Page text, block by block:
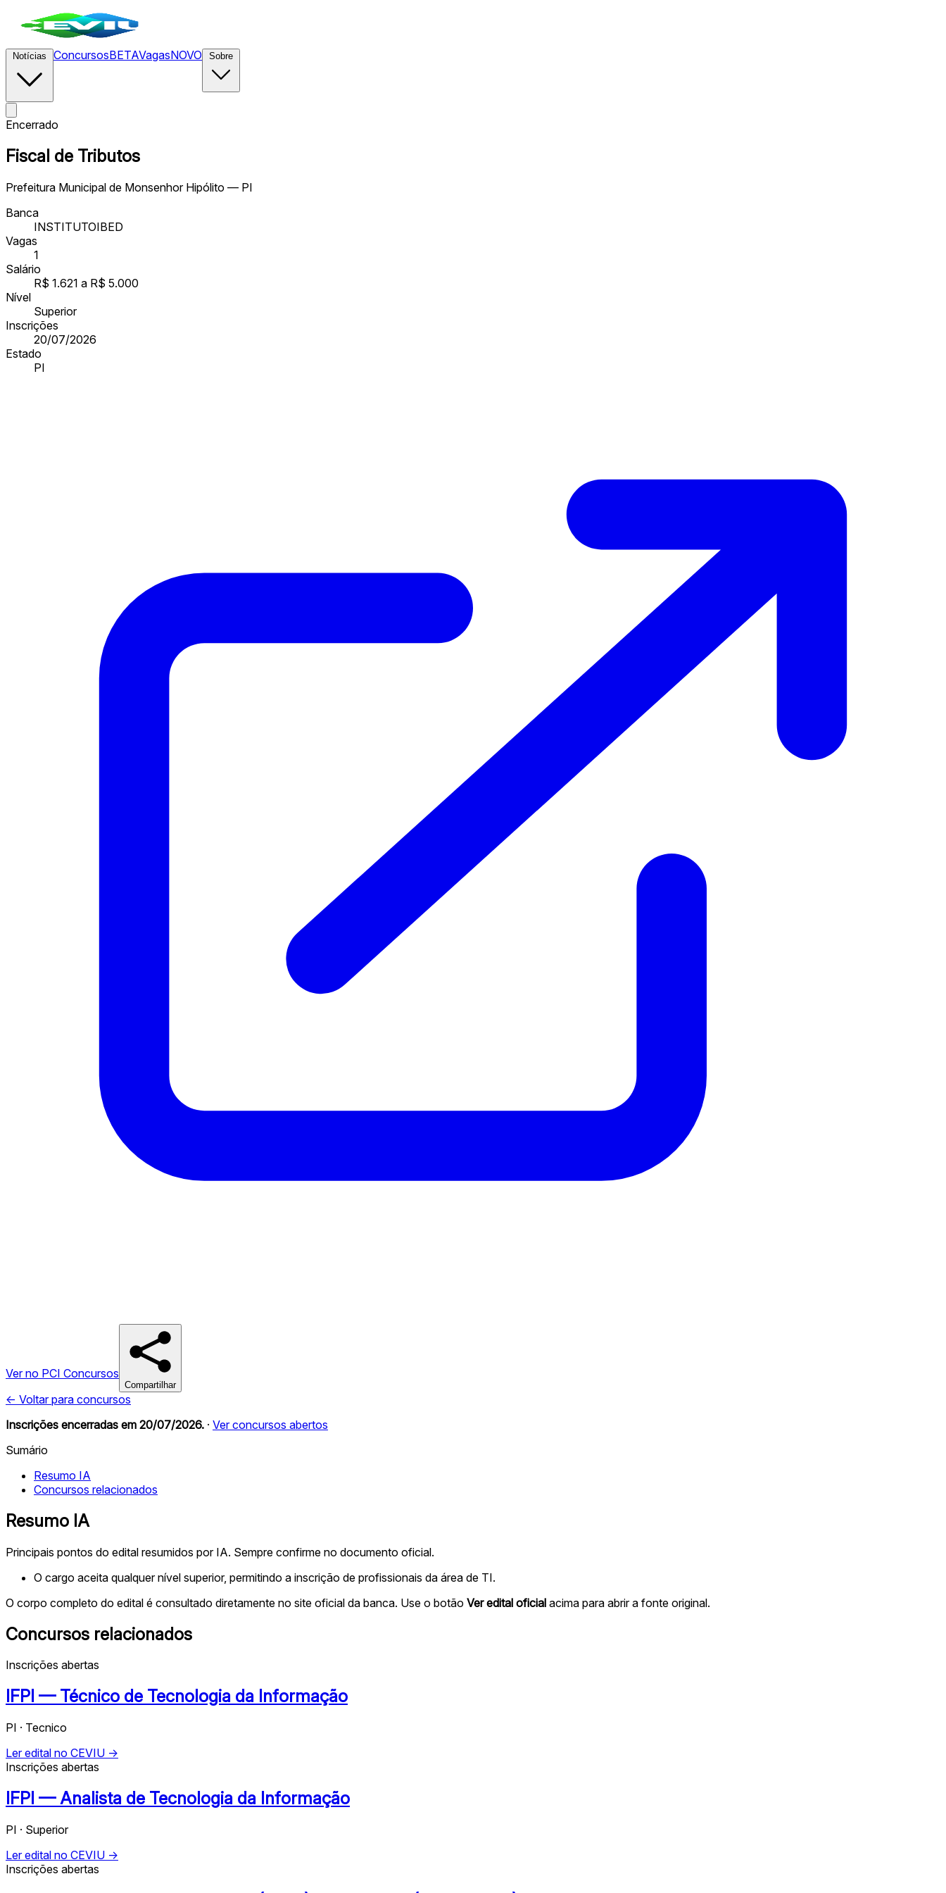
ConcursosBETAVagasNOVO
Encerrado
Fiscal de Tributos
Prefeitura Municipal de Monsenhor Hipólito — PI
Banca
INSTITUTOIBED
Vagas
1
Salário
R$ 1.621 a R$ 5.000
Nível
Superior
Inscrições
20/07/2026
Estado
PI
Ver no PCI Concursos
Compartilhar
← Voltar para concursos
Inscrições encerradas em 20/07/2026. · Ver concursos abertos
Sumário
Resumo IA
Concursos relacionados
Resumo IA
Principais pontos do edital resumidos por IA. Sempre confirme no documento oficial.
O cargo aceita qualquer nível superior, permitindo a inscrição de profissionais da área de TI.
O corpo completo do edital é consultado diretamente no site oficial da banca. Use o botão Ver edital oficial acima para abrir a fonte original.
Concursos relacionados
Inscrições abertas
IFPI — Técnico de Tecnologia da Informação
PI · Tecnico
Ler edital no CEVIU →
Inscrições abertas
IFPI — Analista de Tecnologia da Informação
PI · Superior
Ler edital no CEVIU →
Inscrições abertas